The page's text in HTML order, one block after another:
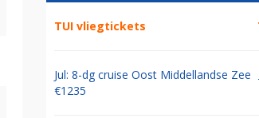
TUI vliegtickets
Jul: 8-dg cruise Oost Middellandse Zee
€1235